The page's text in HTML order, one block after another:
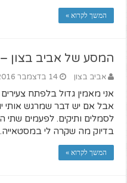
המשך לקרוא »
המסע של אביב בצון –
אביב בצון 14 בדצמבר 2016
אני מאמין גדול בלפתח
אבל אם יש דבר שמרגש אותי
לסמלים ותיקים. לפעמים שתי
בדיוק מה שקרה לי במסטאייה.
המשך לקרוא »